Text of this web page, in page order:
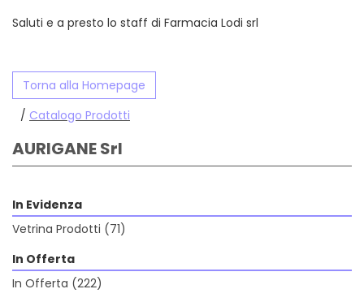
Saluti e a presto lo staff di Farmacia Lodi srl
Torna alla Homepage
/ Catalogo Prodotti
AURIGANE Srl
In Evidenza
Vetrina Prodotti (71)
In Offerta
In Offerta (222)